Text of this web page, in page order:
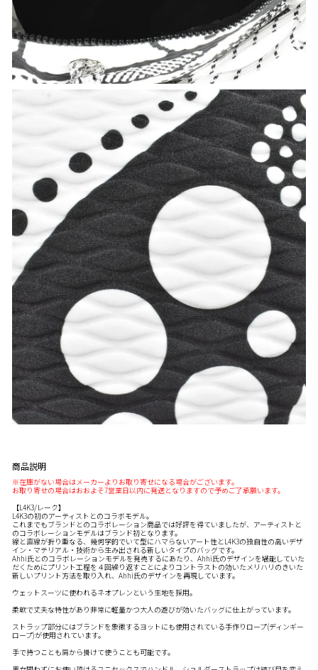
商品説明
※在庫がない場合はメーカーよりお取り寄せになる場合がございます。
お取り寄せの場合はおおよそ7営業日以内に発送となりますので予めご了承願います。
【L4K3/レーク】
L4K3の初のアーティストとのコラボモデル。
これまでもブランドとのコラボレーション商品では好評を得ていましたが、アーティストと
のコラボレーションモデルはブランド初となります。
線と直線が折り重なる、幾何学的でいて型にハマらないアート性とL4K3の独自性の高いデザ
イン・マテリアル・技術から生み出される新しいタイプのバッグです。
Ahhi氏とのコラボレーションモデルを発売するにあたり、Ahhi氏のデザインを堪能していた
だくためにプリント工程を４回繰り返すことによりコントラストの効いたメリハリのきいた
新しいプリント方法を取り入れ、Ahhi氏のデザインを再現しています。
ウェットスーツに使われるネオプレンという生地を採用。
柔軟で丈夫な特性があり非常に軽量かつ大人の遊びが効いたバッグに仕上がっています。
ストラップ部分にはブランドを象徴するヨットにも使用されている手作りロープ(ディンギー
ロープ)が使用されています。
手で持つことも肩から掛けて使うことも可能です。